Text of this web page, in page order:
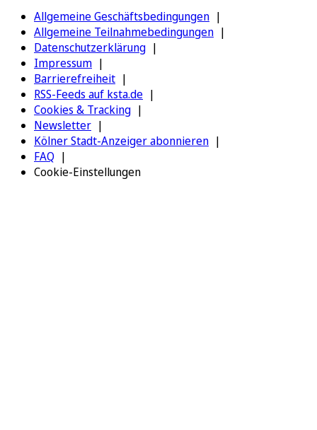
Allgemeine Geschäftsbedingungen
Allgemeine Teilnahmebedingungen
Datenschutzerklärung
Impressum
Barrierefreiheit
RSS-Feeds auf ksta.de
Cookies & Tracking
Newsletter
Kölner Stadt-Anzeiger abonnieren
FAQ
Cookie-Einstellungen